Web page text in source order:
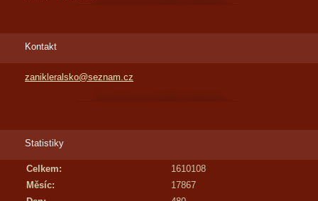
Kontakt
zanikleralsko@seznam.cz
Statistiky
Celkem:
1610108
Měsíc:
17867